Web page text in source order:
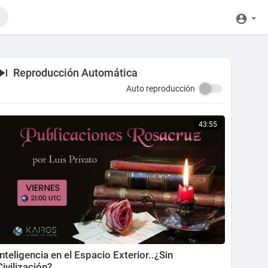
Reproducción Automática
Auto reproducción
43:55
en el Espacio Exterior..¿Sin